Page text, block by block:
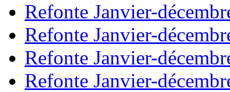
Refonte Janvier-
Refonte Janvier-
Refonte Janvier-
Refonte Janvier-